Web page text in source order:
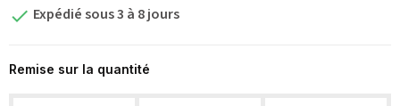
 Expédié sous 3 à 8 jours
Remise sur la quantité